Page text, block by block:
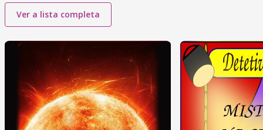
Ver a lista completa